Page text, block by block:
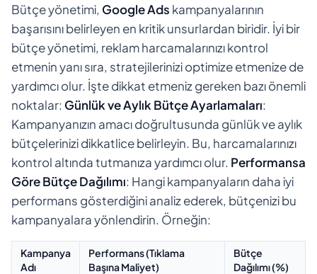
Bütçe yönetimi, Google Ads kampanyalarının
başarısını belirleyen en kritik unsurlardan biridir. İyi bir
bütçe yönetimi, reklam harcamalarınızı kontrol
etmenin yanı sıra, stratejilerinizi optimize etmenize de
yardımcı olur. İşte dikkat etmeniz gereken bazı önemli
noktalar: Günlük ve Aylık Bütçe Ayarlamaları:
Kampanyanızın amacı doğrultusunda günlük ve aylık
bütçelerinizi dikkatlice belirleyin. Bu, harcamalarınızı
kontrol altında tutmanıza yardımcı olur. Performansa
Göre Bütçe Dağılımı: Hangi kampanyaların daha iyi
performans gösterdiğini analiz ederek, bütçenizi bu
kampanyalara yönlendirin. Örneğin:
Kampanya
Adı
Performans (Tıklama
Başına Maliyet)
Bütçe
Dağılımı (%)